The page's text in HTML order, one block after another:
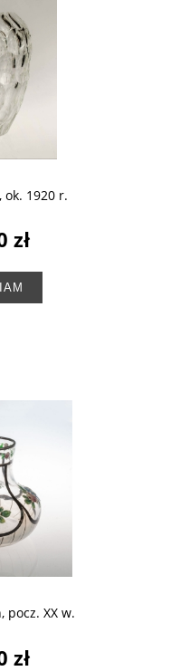
ok. 1920 r.
zł
pocz. XX w.
zł